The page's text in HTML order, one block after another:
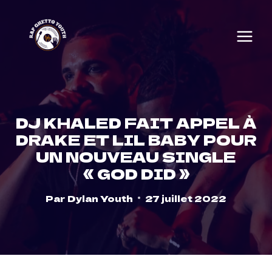
content
DJ KHALED FAIT APPEL À
DRAKE ET LIL BABY POUR
UN NOUVEAU SINGLE
« GOD DID »
Par Dylan Youth 27 juillet 2022